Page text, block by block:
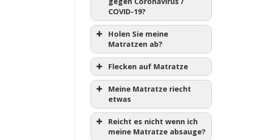
COVID-19?
Holen Sie meine
Matratzen ab?
Flecken auf Matratze
Meine Matratze riecht
etwas
Reicht es nicht wenn ich
meine Matratze absauge?